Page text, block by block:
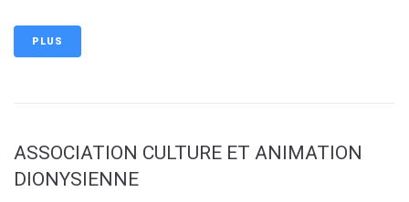
PLUS
ASSOCIATION CULTURE ET ANIMATION
DIONYSIENNE